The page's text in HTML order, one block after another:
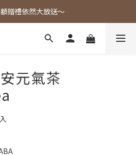
莊，各式好茶任君挑選！
贈禮依然大放送～
莊，各式好茶任君挑選！
元氣茶